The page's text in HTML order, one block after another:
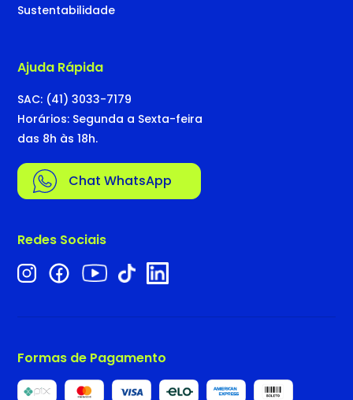
Sustentabilidade
Ajuda Rápida
SAC: (41) 3033-7179
Horários: Segunda a Sexta-feira
das 8h às 18h.
Chat WhatsApp
Redes Sociais
Formas de Pagamento